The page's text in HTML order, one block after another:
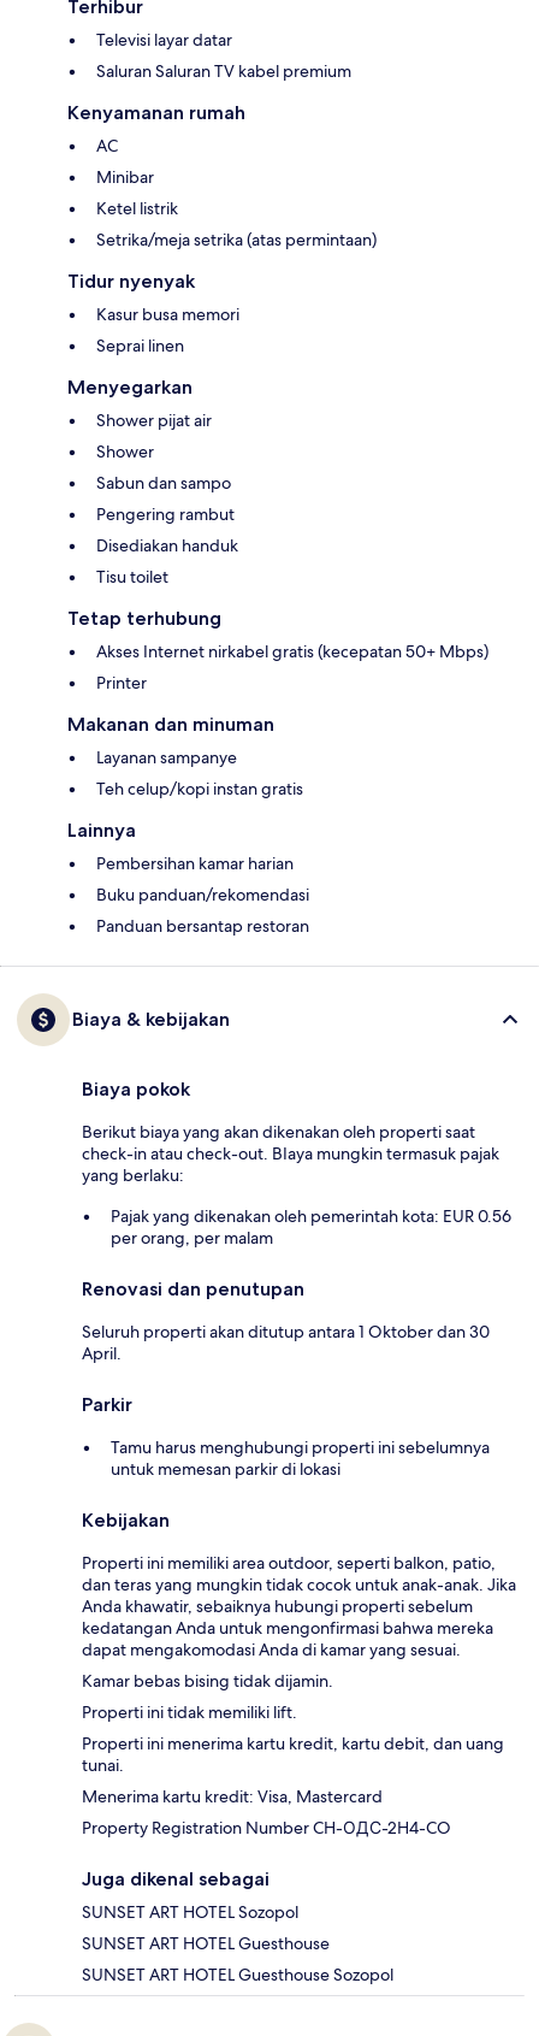
Terhibur
Televisi layar datar
Saluran Saluran TV kabel premium
Kenyamanan rumah
AC
Minibar
Ketel listrik
Setrika/meja setrika (atas permintaan)
Tidur nyenyak
Kasur busa memori
Seprai linen
Menyegarkan
Shower pijat air
Shower
Sabun dan sampo
Pengering rambut
Disediakan handuk
Tisu toilet
Tetap terhubung
Akses Internet nirkabel gratis (kecepatan 50+ Mbps)
Printer
Makanan dan minuman
Layanan sampanye
Teh celup/kopi instan gratis
Lainnya
Pembersihan kamar harian
Buku panduan/rekomendasi
Panduan bersantap restoran
Biaya & kebijakan
Biaya pokok
Berikut biaya yang akan dikenakan oleh properti saat
check-in atau check-out. BIaya mungkin termasuk pajak
yang berlaku:
Pajak yang dikenakan oleh pemerintah kota: EUR 0.56
per orang, per malam
Renovasi dan penutupan
Seluruh properti akan ditutup antara 1 Oktober dan 30
April.
Parkir
Tamu harus menghubungi properti ini sebelumnya
untuk memesan parkir di lokasi
Kebijakan
Properti ini memiliki area outdoor, seperti balkon, patio,
dan teras yang mungkin tidak cocok untuk anak-anak. Jika
Anda khawatir, sebaiknya hubungi properti sebelum
kedatangan Anda untuk mengonfirmasi bahwa mereka
dapat mengakomodasi Anda di kamar yang sesuai.
Kamar bebas bising tidak dijamin.
Properti ini tidak memiliki lift.
Properti ini menerima kartu kredit, kartu debit, dan uang
tunai.
Menerima kartu kredit: Visa, Mastercard
Property Registration Number CH-ОДС-2H4-CO
Juga dikenal sebagai
SUNSET ART HOTEL Sozopol
SUNSET ART HOTEL Guesthouse
SUNSET ART HOTEL Guesthouse Sozopol